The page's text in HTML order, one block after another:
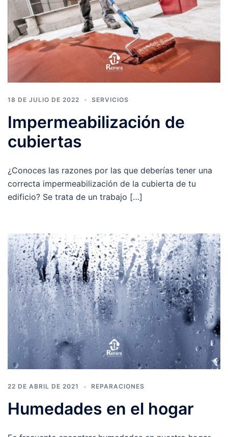
18 DE JULIO DE 2022 SERVICIOS
Impermeabilización de
cubiertas
¿Conoces las razones por las que deberías tener una
correcta impermeabilización de la cubierta de tu
edificio? Se trata de un trabajo […]
22 DE ABRIL DE 2021 REPARACIONES
Humedades en el hogar